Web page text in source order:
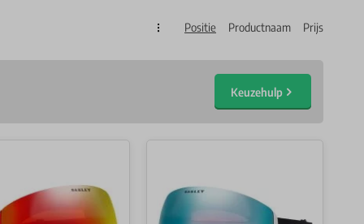
Sorteren op
Positie Productnaam Prijs
Keuzehulp